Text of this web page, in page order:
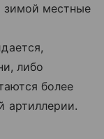
зимой местные
либо
более
артиллерии.